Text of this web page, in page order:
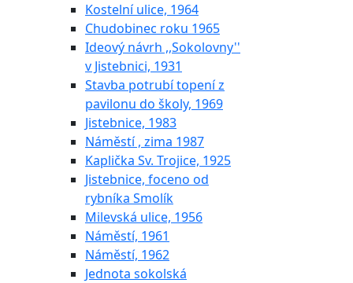
Kostelní ulice, 1964
Chudobinec roku 1965
Ideový návrh ,,Sokolovny''
v Jistebnici, 1931
Stavba potrubí topení z
pavilonu do školy, 1969
Jistebnice, 1983
Náměstí , zima 1987
Kaplička Sv. Trojice, 1925
Jistebnice, foceno od
rybníka Smolík
Milevská ulice, 1956
Náměstí, 1961
Náměstí, 1962
Jednota sokolská